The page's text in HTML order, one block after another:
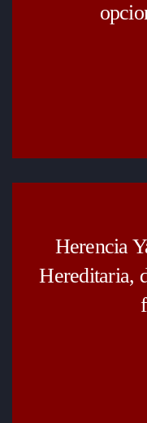
Herencia
Hereditaria,